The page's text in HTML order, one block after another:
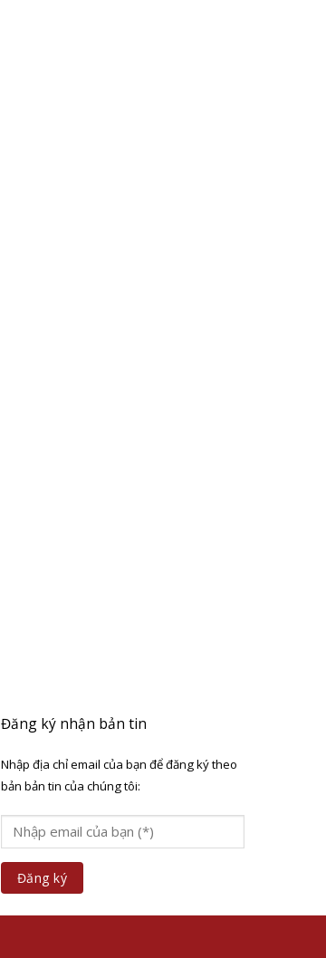
Đăng ký nhận bản tin
Nhập địa chỉ email của bạn để đăng ký theo
bản bản tin của chúng tôi: